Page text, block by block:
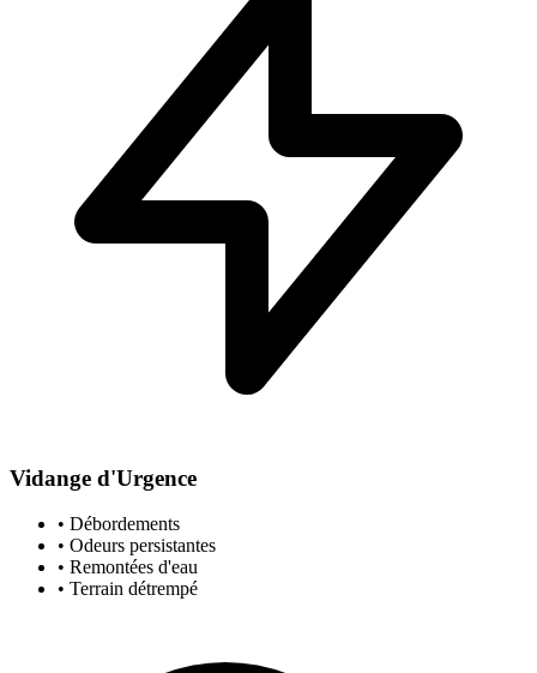
Vidange d'Urgence
• Débordements
• Odeurs persistantes
• Remontées d'eau
• Terrain détrempé